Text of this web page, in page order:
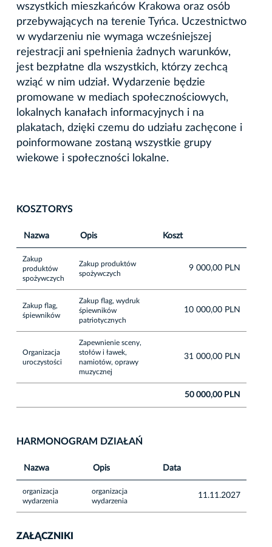
wszystkich mieszkańców Krakowa oraz osób
przebywających na terenie Tyńca. Uczestnictwo
w wydarzeniu nie wymaga wcześniejszej
rejestracji ani spełnienia żadnych warunków,
jest bezpłatne dla wszystkich, którzy zechcą
wziąć w nim udział. Wydarzenie będzie
promowane w mediach społecznościowych,
lokalnych kanałach informacyjnych i na
plakatach, dzięki czemu do udziału zachęcone i
poinformowane zostaną wszystkie grupy
wiekowe i społeczności lokalne.
KOSZTORYS
Nazwa Opis Koszt
Zakup
produktów
spożywczych
Zakup produktów
spożywczych
9 000,00 PLN
Zakup flag,
śpiewników
Zakup ﬂag, wydruk
śpiewników
patriotycznych
10 000,00 PLN
Organizacja
uroczystości
Zapewnienie sceny,
stołów i ławek,
namiotów, oprawy
muzycznej
31 000,00 PLN
50 000,00 PLN
HARMONOGRAM DZIAŁAŃ
Nazwa Opis Data
organizacja
wydarzenia
organizacja
wydarzenia
11.11.2027
ZAŁĄCZNIKI